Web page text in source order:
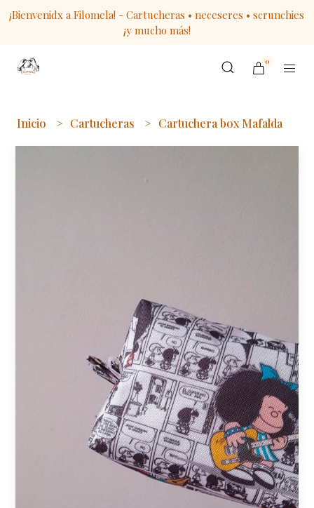
¡Bienvenidx a Filomela! - Cartucheras • neceseres • scrunchies
¡y mucho más!
0
Inicio Cartucheras Cartuchera box Mafalda